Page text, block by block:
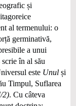
și
al termenului: o
germinativă,
a unui
în al său
este Unulși
Timpul, Suflarea
2). Cu câteva